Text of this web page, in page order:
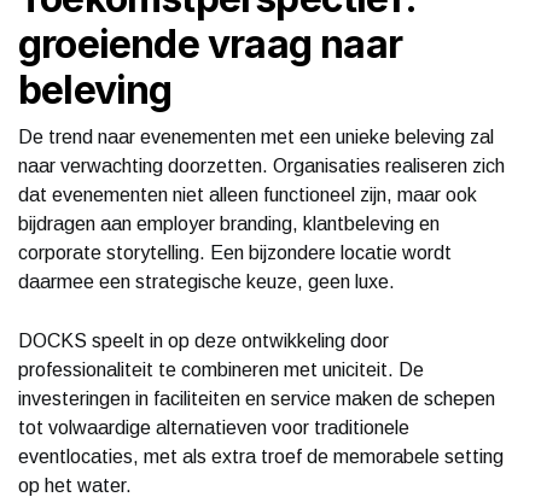
groeiende vraag naar
beleving
De trend naar evenementen met een unieke beleving zal
naar verwachting doorzetten. Organisaties realiseren zich
dat evenementen niet alleen functioneel zijn, maar ook
bijdragen aan employer branding, klantbeleving en
corporate storytelling. Een bijzondere locatie wordt
daarmee een strategische keuze, geen luxe.
DOCKS speelt in op deze ontwikkeling door
professionaliteit te combineren met uniciteit. De
investeringen in faciliteiten en service maken de schepen
tot volwaardige alternatieven voor traditionele
eventlocaties, met als extra troef de memorabele setting
op het water.